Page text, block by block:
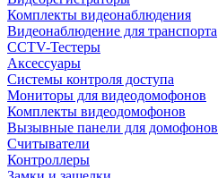
Комплекты видеонаблюдения
Видеонаблюдение для транспорта
CCTV-Тестеры
Аксессуары
Системы контроля доступа
Мониторы для видеодомофонов
Комплекты видеодомофонов
Вызывные панели для домофонов
Считыватели
Контроллеры